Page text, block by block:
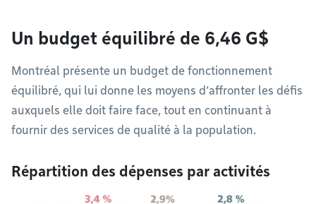
Un budget équilibré de 6,46 G$
Montréal présente un budget de fonctionnement
équilibré, qui lui donne les moyens d’affronter les défis
auxquels elle doit faire face, tout en continuant à
fournir des services de qualité à la population.
Répartition des dépenses par activités